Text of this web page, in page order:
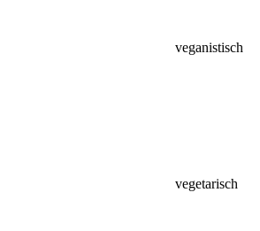
veganistisch
vegetarisch